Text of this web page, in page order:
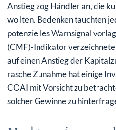
Anstieg zog Händler an, die
wollten. Bedenken tauchten
potenzielles Warnsignal
(CMF)-Indikator
auf einen Anstieg der
rasche Zunahme hat einige
COAI mit Vorsicht zu
solcher Gewinne zu